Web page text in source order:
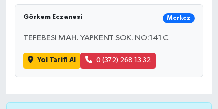
Görkem Eczanesi Merkez
TEPEBESI MAH. YAPKENT SOK. NO:141 C
Yol Tarifi Al 0 (372) 268 13 32